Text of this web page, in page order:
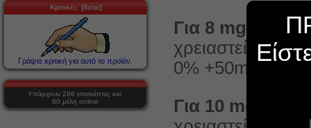
Κριτικές [δείτε]
Γράψτε κριτική για αυτό το προϊόν.
Υπάρχουν 286 επισκέπτες και
60 μέλη online
Για 8 mg
χρειαστείτε
0% +50ml 20mg
Για 10 mg